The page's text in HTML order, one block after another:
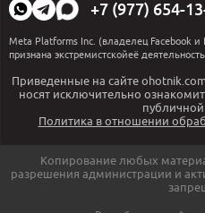
сетях:
+7 (977) 654-
Meta Platforms Inc. (владелец Facebook
признана экстремистскойеё
Приведенные на сайте
носят исключительно
Политика в отношении
Копирование любых
разрешения администрации и